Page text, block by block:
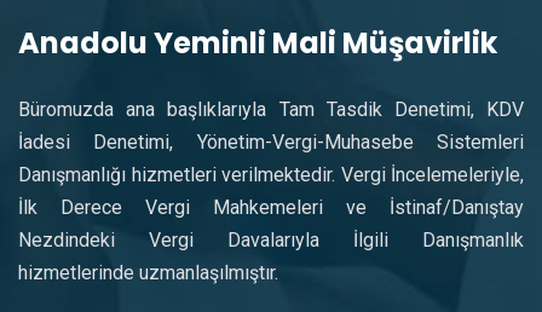
Anadolu Yeminli Mali Müşavirlik
Büromuzda ana başlıklarıyla Tam Tasdik Denetimi, KDV
İadesi Denetimi, Yönetim-Vergi-Muhasebe Sistemleri
Danışmanlığı hizmetleri verilmektedir. Vergi İncelemeleriyle,
İlk Derece Vergi Mahkemeleri ve İstinaf/Danıştay
Nezdindeki Vergi Davalarıyla İlgili Danışmanlık
hizmetlerinde uzmanlaşılmıştır.